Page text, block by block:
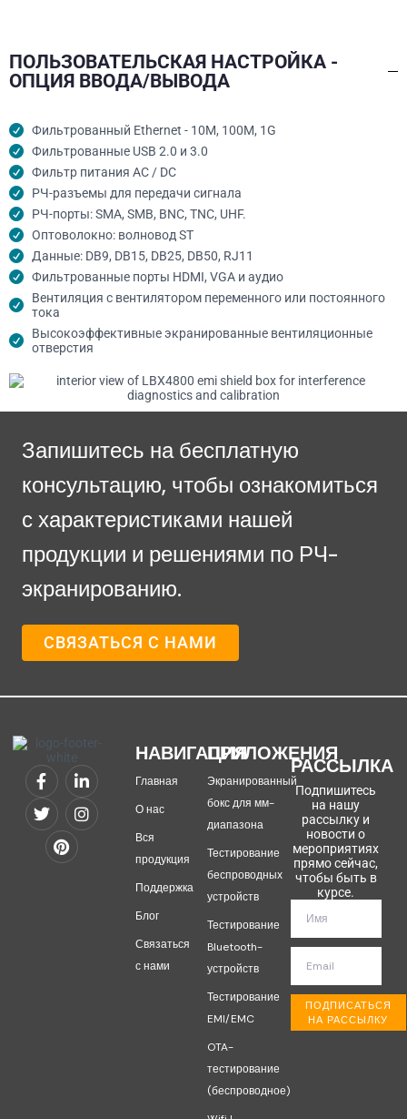
ПОЛЬЗОВАТЕЛЬСКАЯ НАСТРОЙКА -
ОПЦИЯ ВВОДА/ВЫВОДА
Фильтрованный Ethernet - 10M, 100M, 1G
Фильтрованные USB 2.0 и 3.0
Фильтр питания AC / DC
РЧ-разъемы для передачи сигнала
РЧ-порты: SMA, SMB, BNC, TNC, UHF.
Оптоволокно: волновод ST
Данные: DB9, DB15, DB25, DB50, RJ11
Фильтрованные порты HDMI, VGA и аудио
Вентиляция с вентилятором переменного или постоянного
тока
Высокоэффективные экранированные вентиляционные
отверстия
Запишитесь на бесплатную
консультацию, чтобы ознакомиться
с характеристиками нашей
продукции и решениями по РЧ-
экранированию.
СВЯЗАТЬСЯ С НАМИ
НАВИГАЦИЯ
Главная
О нас
Вся
продукция
Поддержка
Блог
Связаться
с нами
ПРИЛОЖЕНИЯ
Экранированный
бокс для мм-
диапазона
Тестирование
беспроводных
устройств
Тестирование
Bluetooth-
устройств
Тестирование
EMI/EMC
OTA-
тестирование
(беспроводное)
РАССЫЛКА
Подпишитесь
на нашу
рассылку и
новости о
мероприятиях
прямо сейчас,
чтобы быть в
курсе.
ПОДПИСАТЬСЯ
НА РАССЫЛКУ